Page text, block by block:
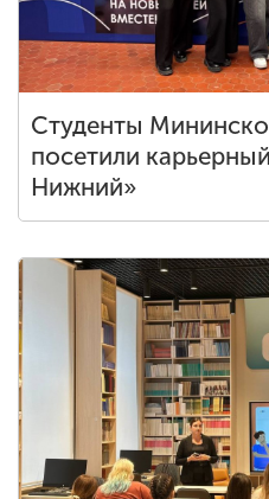
Студенты
посетили
Нижний»